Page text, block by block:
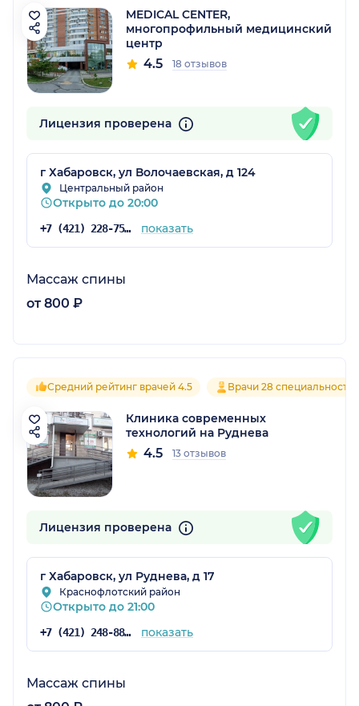
MEDICAL CENTER,
многопрофильный медицинский
центр
4.5 18 отзывов
Лицензия проверена
г Хабаровск, ул Волочаевская, д 124
Центральный район
Открыто до 20:00
+7 (421) 228-75-55 показать
Массаж спины
от 800 ₽
Средний рейтинг врачей 4.5 Врачи 28
Клиника современных
технологий на Руднева
4.5 13 отзывов
Лицензия проверена
г Хабаровск, ул Руднева, д 17
Краснофлотский район
Открыто до 21:00
+7 (421) 248-88-88 показать
Массаж спины